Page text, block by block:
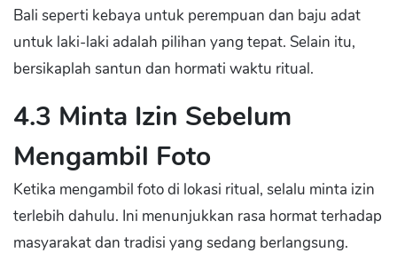
Bali seperti kebaya untuk perempuan dan baju adat
untuk laki-laki adalah pilihan yang tepat. Selain itu,
bersikaplah santun dan hormati waktu ritual.
4.3 Minta Izin Sebelum
Mengambil Foto
Ketika mengambil foto di lokasi ritual, selalu minta izin
terlebih dahulu. Ini menunjukkan rasa hormat terhadap
masyarakat dan tradisi yang sedang berlangsung.